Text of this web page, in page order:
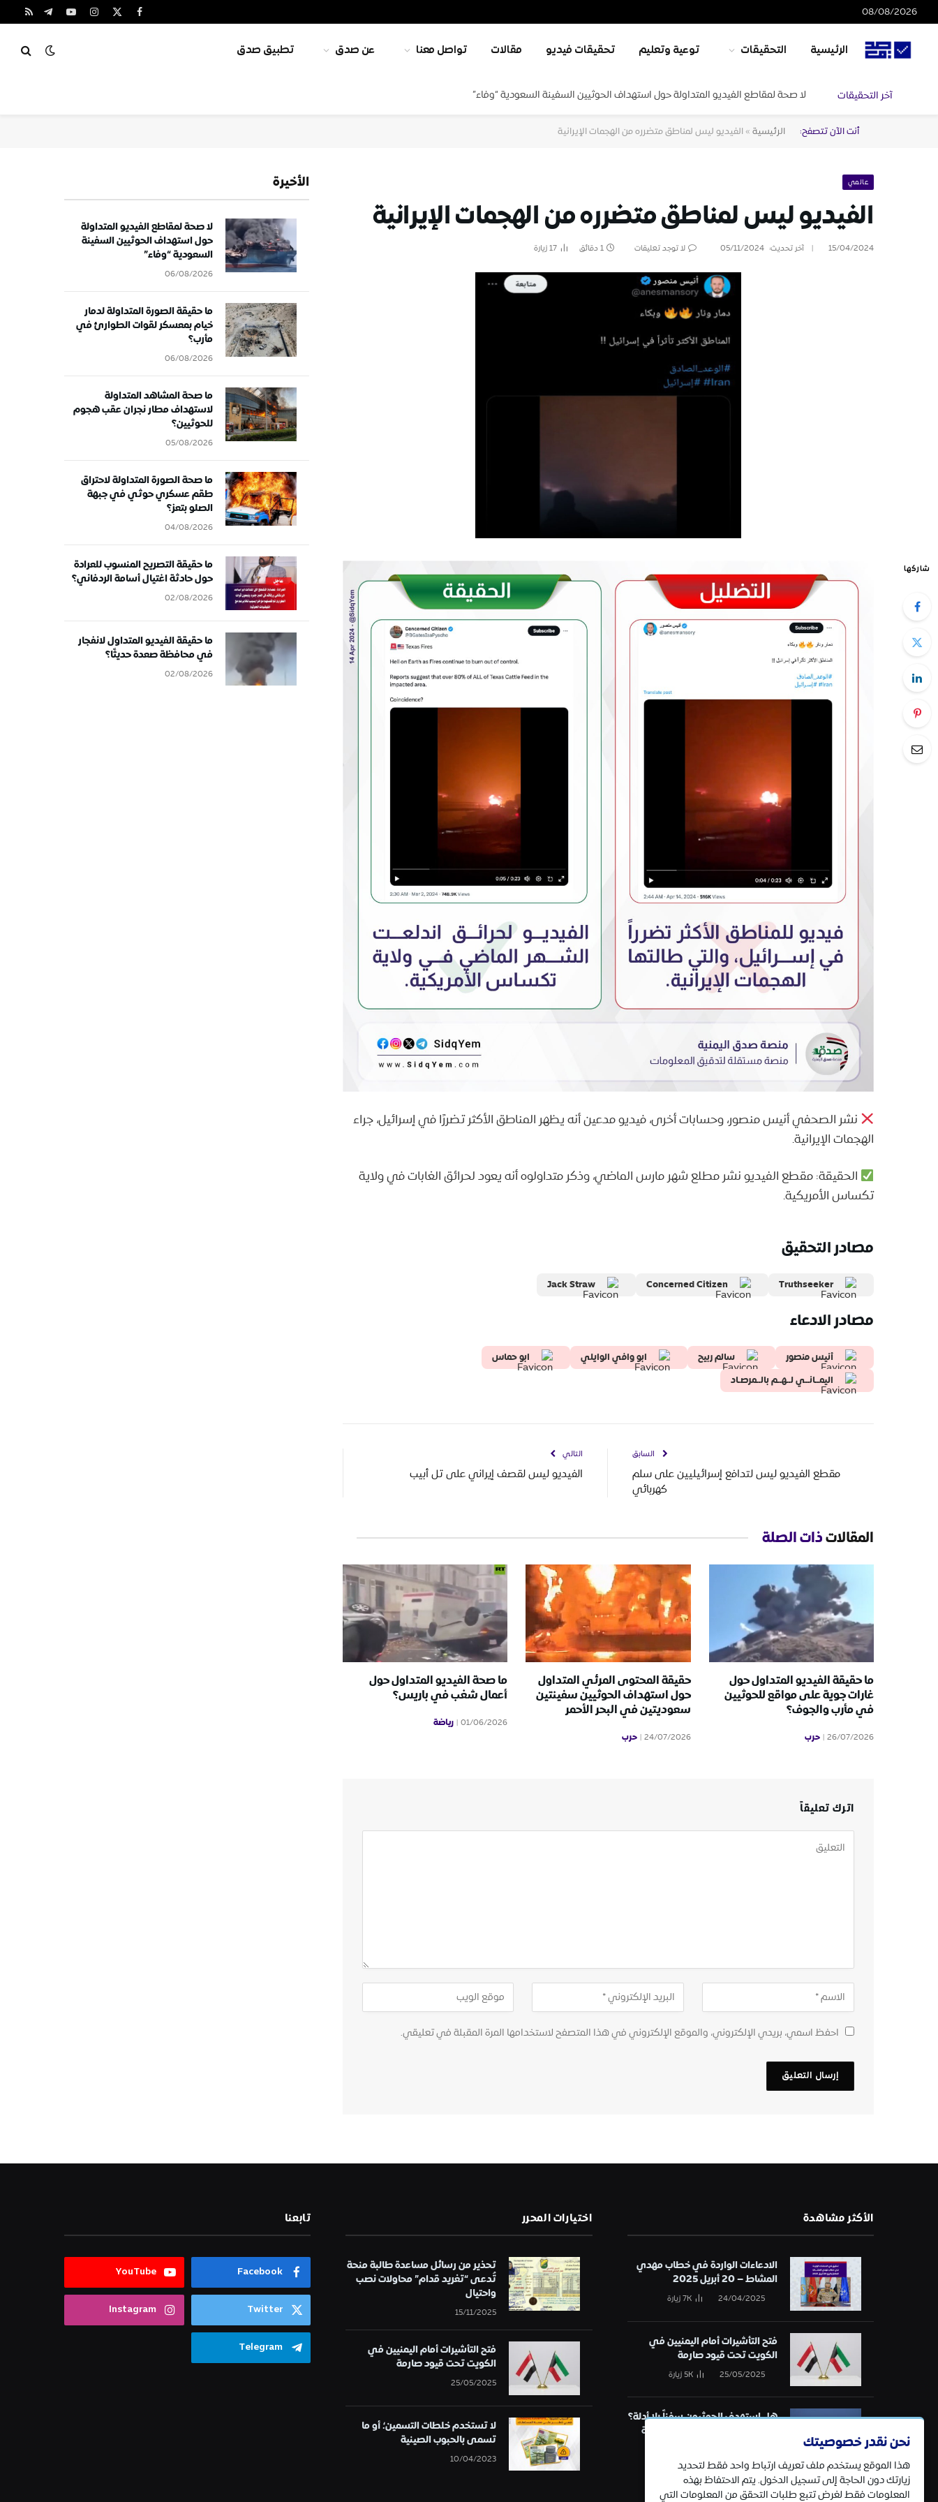
08/08/2026 فيسبوك
X
الانستغراميوتيوبتيلقرامRSS
الرئيسية التحقيقات توعية وتعليم تحقيقات فيديو مقالات تواصل معنا عن صدق تطبيق صدق
آخر التحقيقات لا صحة لمقاطع الفيديو المتداولة حول استهداف الحوثيين السفينة السعودية “وفاء”
أنت الآن تتصفح: الرئيسية» الفيديو ليس لمناطق متضرره من الهجمات الإيرانية
عالمي
الفيديو ليس لمناطق متضرره من الهجمات الإيرانية
15/04/2024 آخر تحديث: 05/11/2024 لا توجد تعليقات 1 دقائق 17زيارة
شاركها
نشر الصحفي أنيس منصور، وحسابات أخرى، فيديو مدعين أنه يظهر المناطق الأكثر تضررًا في إسرائيل، جراء
الهجمات الإيرانية.
الحقيقة: مقطع الفيديو نشر مطلع شهر مارس الماضي، وذكر متداولوه أنه يعود لحرائق الغابات في ولاية
تكساس الأمريكية.
مصادر التحقيق
Truthseeker
Concerned Citizen
Jack Straw
مصادر الادعاء
أنيس منصور سالم ربيح ابو وافي الوايلي
ابو حماس
اليمــانــي لــهــم بالــمرصـاد
السابق
مقطع الفيديو ليس لتدافع إسرائيليين على سلم
كهربائي
التالي
الفيديو ليس لقصف إيراني على تل أبيب
المقالاتذات الصلة
ما حقيقة الفيديو المتداول حول
غارات جوية على مواقع للحوثيين
في مأرب والجوف؟
26/07/2026 حرب
حقيقة المحتوى المرئي المتداول
حول استهداف الحوثيين سفينتين
سعوديتين في البحر الأحمر
24/07/2026 حرب
ما صحة الفيديو المتداول حول
أعمال شغب في باريس؟
01/06/2026 رياضة
اترك تعليقاً
احفظ اسمي، بريدي الإلكتروني، والموقع الإلكتروني في هذا المتصفح لاستخدامها المرة المقبلة في تعليقي.
الأخيرة
لا صحة لمقاطع الفيديو المتداولة
حول استهداف الحوثيين السفينة
السعودية “وفاء”
06/08/2026
ما حقيقة الصورة المتداولة لدمار
خيام بمعسكر لقوات الطوارئ في
مأرب؟
06/08/2026
ما صحة المشاهد المتداولة
لاستهداف مطار نجران عقب هجوم
للحوثيين؟
05/08/2026
ما صحة الصورة المتداولة لاحتراق
طقم عسكري حوثي في جبهة
الصلو بتعز؟
04/08/2026
ما حقيقة التصريح المنسوب للعرادة
حول حادثة اغتيال أسامة الردفاني؟
02/08/2026
ما حقيقة الفيديو المتداول لانفجار
في محافظة صعدة حديثًا؟
02/08/2026
الأكثر مشاهدة
الادعاءات الواردة في خطاب مهدي
المشاط – 20 أبريل 2025
24/04/2025
7Kزيارة
فتح التأشيرات أمام اليمنيين في
الكويت تحت قيود صارمة
25/05/2025
5Kزيارة
هل استهدف الحوثيون سفناً بلا أدلة؟
تحقيق في قائمة الهجمات البحرية
اختيارات المحرر
تحذير من رسائل مساعدة طالبة منحة
تُدعى “تغريد قدام” محاولات نصب
واحتيال
15/11/2025
فتح التأشيرات أمام اليمنيين في
الكويت تحت قيود صارمة
25/05/2025
لا تستخدم خلطات التسمين؛ أو ما
تسمى بالحبوب الصينية
10/04/2023
تابعنا
Facebook
YouTube
Twitter
Instagram
Telegram
نحن نقدر خصوصيتك
هذا الموقع يستخدم ملف تعريف ارتباط واحد فقط لتحديد
زيارتك دون الحاجة إلى تسجيل الدخول. يتم الاحتفاظ بهذه
المعلومات فقط لغرض تتبع طلبات التحقق من المعلومات التي